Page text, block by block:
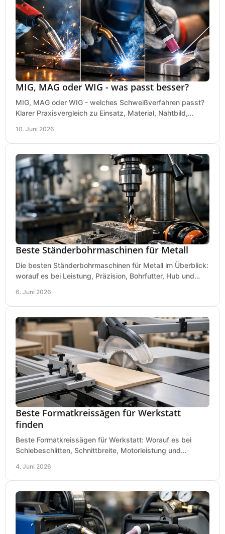
MIG, MAG oder WIG - was passt besser?
MIG, MAG oder WIG - welches Schweißverfahren passt?
Klarer Praxisvergleich zu Einsatz, Material, Nahtbild,
10. Juni 2026
Beste Ständerbohrmaschinen für Metall
Die besten Ständerbohrmaschinen für Metall im Überblick:
worauf es bei Leistung, Präzision, Bohrfutter, Hub und
6. Juni 2026
Beste Formatkreissägen für Werkstatt
finden
Beste Formatkreissägen für Werkstatt: Worauf es bei
Schiebeschlitten, Schnittbreite, Motorleistung und
4. Juni 2026